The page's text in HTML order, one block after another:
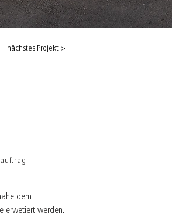
nächstes Projekt >
dem
erwetiert werden.